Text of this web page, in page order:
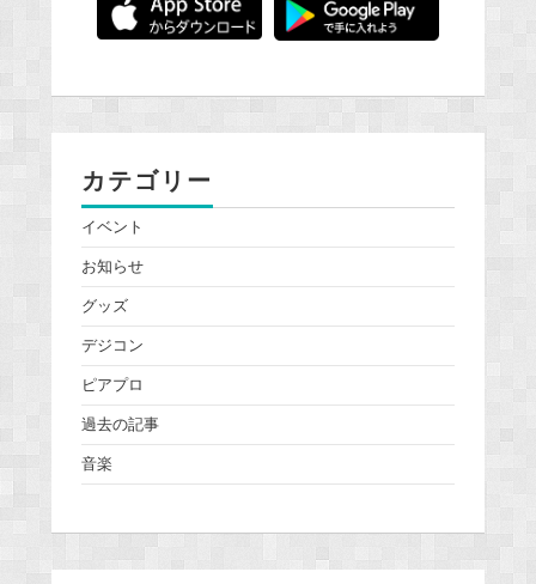
カテゴリー
イベント
お知らせ
グッズ
デジコン
ピアプロ
過去の記事
音楽